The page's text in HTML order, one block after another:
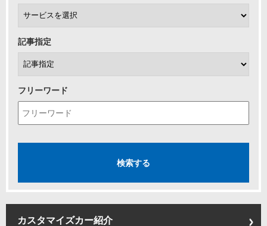
記事指定
フリーワード
カスタマイズカー紹介